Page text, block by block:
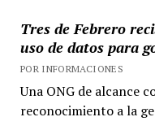
Tres de Febrero
uso de datos para
POR INFORMACIONES
Una ONG de alcance
reconocimiento a la